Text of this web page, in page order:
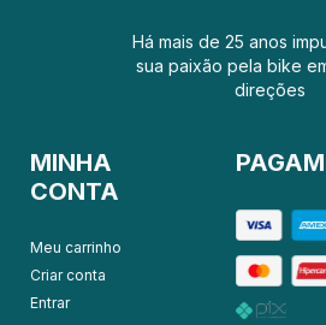
Há mais de 25 anos
sua paixão pela bike
direções
MINHA
CONTA
Meu carrinho
Criar conta
Entrar